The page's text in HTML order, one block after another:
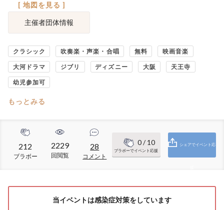
[ 地図を見る ]
主催者団体情報
クラシック 吹奏楽・声楽・合唱 無料 映画音楽
大河ドラマ ジブリ ディズニー 大阪 天王寺
幼児参加可
もっとみる
212
ブラボー
2229
回閲覧
28
コメント
0/ 10
ブラボーでイベント応援
シェアでイベント応
当イベントは感染症対策をしています